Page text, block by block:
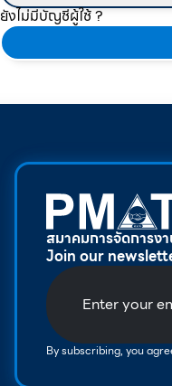
ยังไม่มีบัญชีผู้ใช้ ?
สมาคมการจัดการง
Join our
By subscribing, you